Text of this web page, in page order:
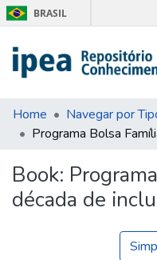
BRASIL
Communities &
Search for
Statistics
Tips
Home
Book:
década de